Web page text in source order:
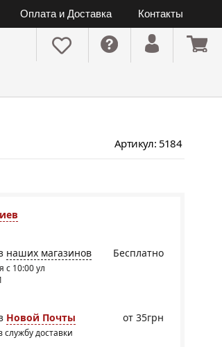
Оплата и Доставка Контакты
Артикул: 5184
Бесплатно
наших магазинов
с 10:00 ул
Новой Почты
службу доставки
от 35грн